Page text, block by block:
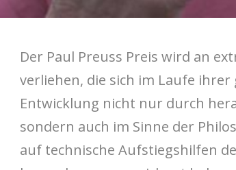
Der Paul Preuss Preis wird an
verliehen, die sich im Laufe
Entwicklung nicht nur durch
sondern auch im Sinne der
auf technische Aufstiegshilfen